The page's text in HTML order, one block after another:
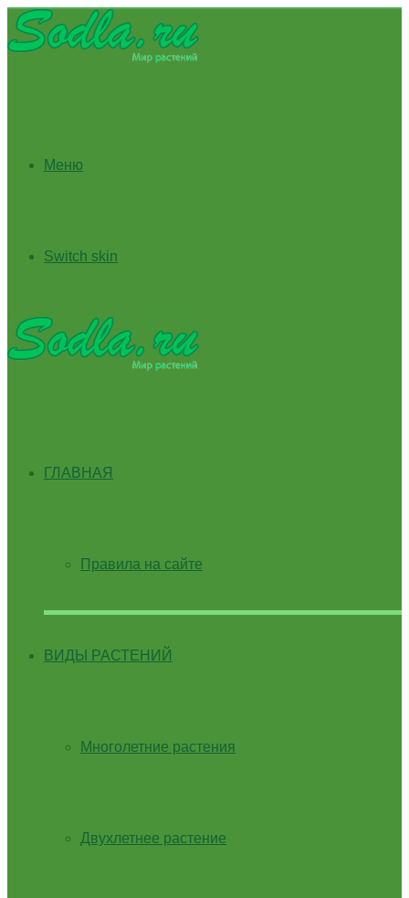
Меню
Switch skin
ГЛАВНАЯ
Правила на сайте
ВИДЫ РАСТЕНИЙ
Многолетние растения
Двухлетнее растение